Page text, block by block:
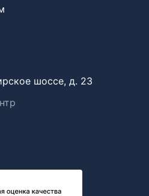
шоссе, д. 23